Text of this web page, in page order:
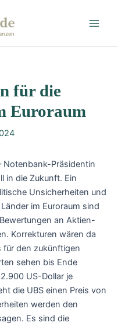
für die
Euroraum
Notenbank-Präsidentin
in die Zukunft. Ein
Unsicherheiten und
im Euroraum sind
an Aktien-
Korrekturen wären da
für den zukünftigen
sehen bis Ende
US-Dollar je
die UBS einen Preis von
werden den
Es sind die